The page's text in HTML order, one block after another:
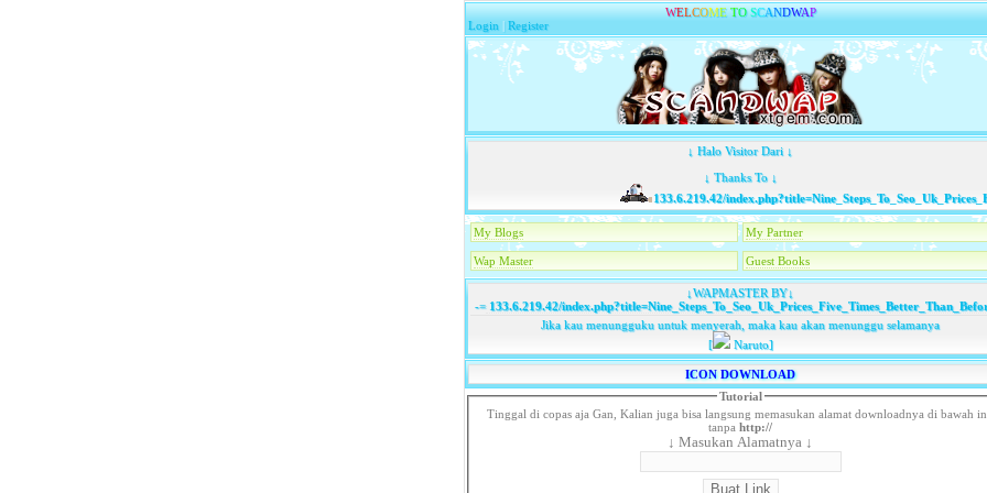
WELCOME TO SCANDWAP
Login |Register
↓ Halo Visitor Dari ↓
↓ Thanks To ↓
133.6.219.42/
My Blogs My Partner
Wap Master Guest Books
↓WAPMASTER BY↓
-=133.6.219.42/
Jika kau menungguku untuk menyerah, maka kau akan menunggu selamanya
[
Naruto]
ICON DOWNLOAD
Tutorial
Tinggal di copas aja Gan, Kalian juga bisa langsung memasukan alamat downloadnya di bawah
tanpa http://
↓ Masukan Alamatnya ↓